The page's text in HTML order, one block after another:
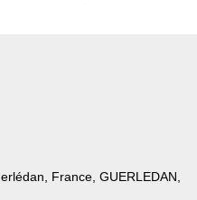
France, GUERLEDAN,